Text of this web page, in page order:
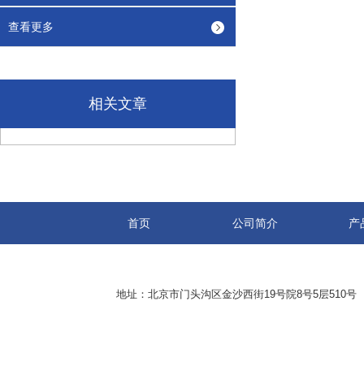
查看更多
相关文章
首页 公司简介 产
地址：北京市门头沟区金沙西街19号院8号5层510